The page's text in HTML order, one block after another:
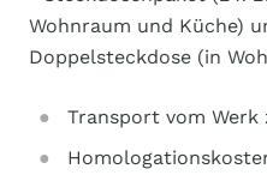
Wohnraum und Küche)
Doppelsteckdose (in
Transport vom